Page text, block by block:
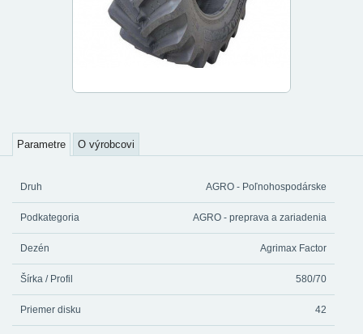
Parametre O výrobcovi
Druh AGRO - Poľnohospodárske
Podkategoria AGRO - preprava a zariadenia
Dezén Agrimax Factor
Šírka / Profil 580/70
Priemer disku 42